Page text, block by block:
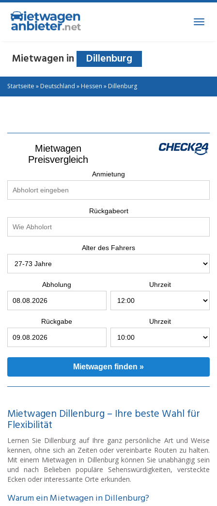
Skip
main
content
Mietwagen in Dillenburg
Startseite »Deutschland »Hessen »Dillenburg
Mietwagen
Preisvergleich
Anmietung
Rückgabeort
Alter des Fahrers
Abholung Uhrzeit
Rückgabe Uhrzeit
Mietwagen finden »
Mietwagen Dillenburg – Ihre beste Wahl für
Flexibilität
Lernen Sie Dillenburg auf Ihre ganz persönliche Art und Weise
kennen, ohne sich an Zeiten oder vereinbarte Routen zu halten.
Mit einem Mietwagen in Dillenburg können Sie unabhängig sein
und nach Belieben populäre Sehenswürdigkeiten, versteckte
Ecken oder interessante Orte erkunden.
Warum ein Mietwagen in Dillenburg?